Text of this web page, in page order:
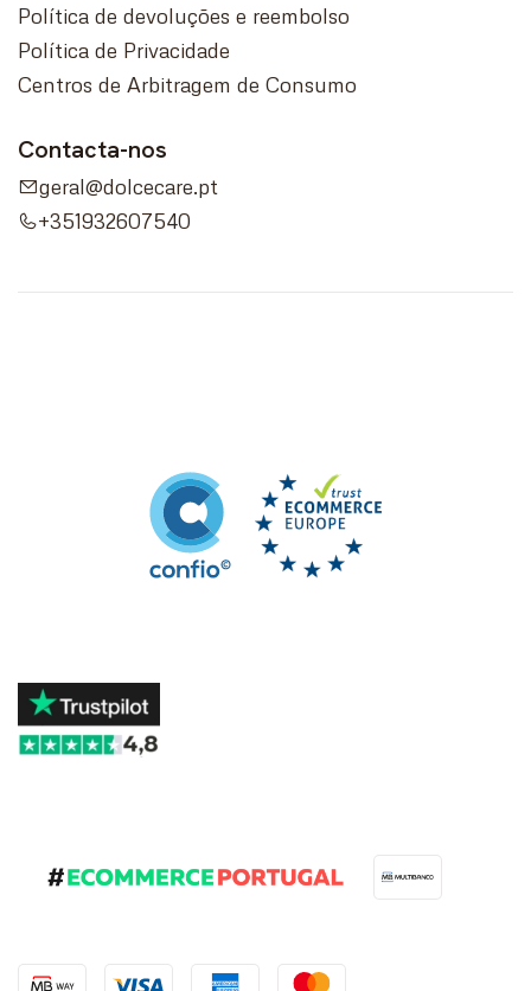
Política de devoluções e reembolso
Política de Privacidade
Centros de Arbitragem de Consumo
Contacta-nos
geral@dolcecare.pt
+351932607540